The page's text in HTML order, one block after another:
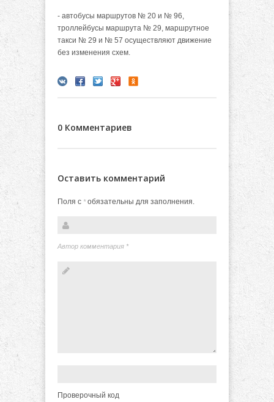
- автобусы маршрутов № 20 и № 96,
троллейбусы маршрута № 29, маршрутное
такси № 29 и № 57 осуществляют движение
без изменения схем.
0 Комментариев
Оставить комментарий
Поля с *обязательны для заполнения.
Автор комментария *
Проверочный код